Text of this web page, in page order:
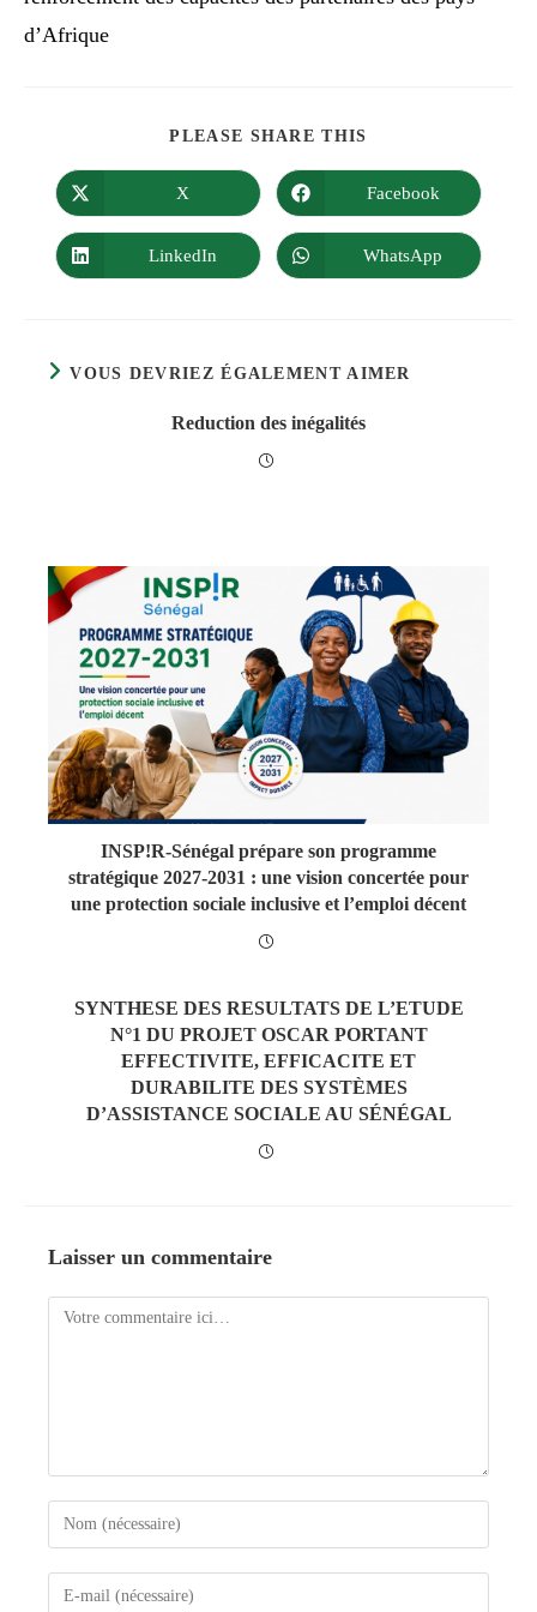
d’Afrique
PLEASE SHARE THIS
X Facebook
LinkedIn WhatsApp
VOUS DEVRIEZ ÉGALEMENT AIMER
Reduction des inégalités
INSP!R-Sénégal prépare son programme
stratégique 2027-2031 : une vision concertée pour
une protection sociale inclusive et l’emploi décent
SYNTHESE DES RESULTATS DE L’ETUDE
N°1 DU PROJET OSCAR PORTANT
EFFECTIVITE, EFFICACITE ET
DURABILITE DES SYSTÈMES
D’ASSISTANCE SOCIALE AU SÉNÉGAL
Laisser un commentaire